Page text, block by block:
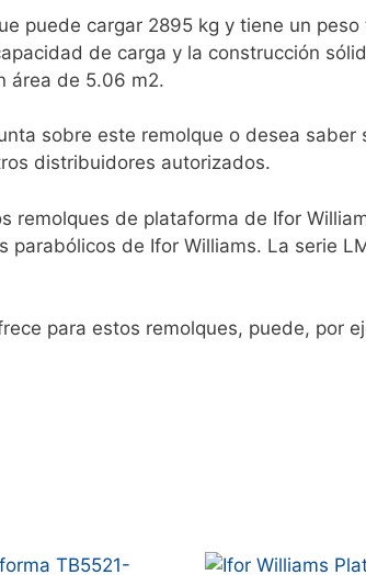
puede cargar 2895 kg y tiene un
de carga y la construcción
área de 5.06 m2.
sobre este remolque o desea saber
distribuidores autorizados.
remolques de plataforma de Ifor
de Ifor Williams. La serie
para estos remolques, puede, por